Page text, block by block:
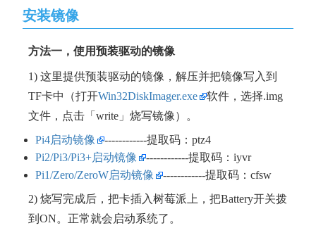
安装镜像
方法一，使用预装驱动的镜像
1) 这里提供预装驱动的镜像，解压并把镜像写入到
TF卡中（打开Win32DiskImager.exe
软件，选择.img
文件，点击「write」烧写镜像）。
Pi4启动镜像
------------提取码：ptz4
Pi2/Pi3/Pi3+启动镜像
------------提取码：iyvr
Pi1/Zero/ZeroW启动镜像
------------提取码：cfsw
2) 烧写完成后，把卡插入树莓派上，把Battery开关拨
到ON。正常就会启动系统了。